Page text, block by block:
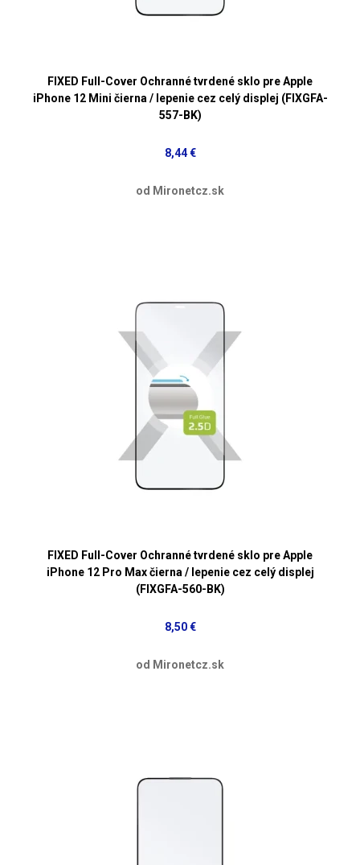
FIXED Full-Cover Ochranné tvrdené sklo pre Apple
iPhone 12 Mini čierna / lepenie cez celý displej (FIXGFA-
557-BK)
8,44 €
od Mironetcz.sk
FIXED Full-Cover Ochranné tvrdené sklo pre Apple
iPhone 12 Pro Max čierna / lepenie cez celý displej
(FIXGFA-560-BK)
8,50 €
od Mironetcz.sk